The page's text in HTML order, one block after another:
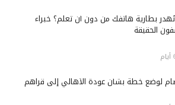
بطارية هاتفك من دون أن تعلم؟ خبراء
الحقيقة
لوضع خطة بشأن عودة الأهالي إلى قراهم